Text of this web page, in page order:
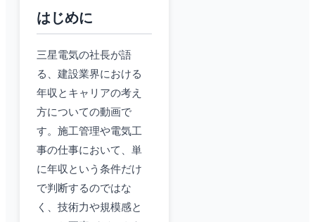
はじめに
三星電気の社長が語
る、建設業界における
年収とキャリアの考え
方についての動画で
す。施工管理や電気工
事の仕事において、単
に年収という条件だけ
で判断するのではな
く、技術力や規模感と